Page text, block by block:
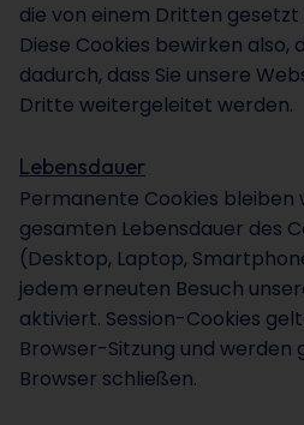
die von einem Dritten
Diese Cookies bewirken
dadurch, dass Sie unsere
Dritte weitergeleitet werden.
Lebensdauer
Permanente Cookies bleiben
gesamten Lebensdauer des
(Desktop, Laptop,
jedem erneuten Besuch
aktiviert. Session-Cookies
Browser-Sitzung und werden
Browser schließen.